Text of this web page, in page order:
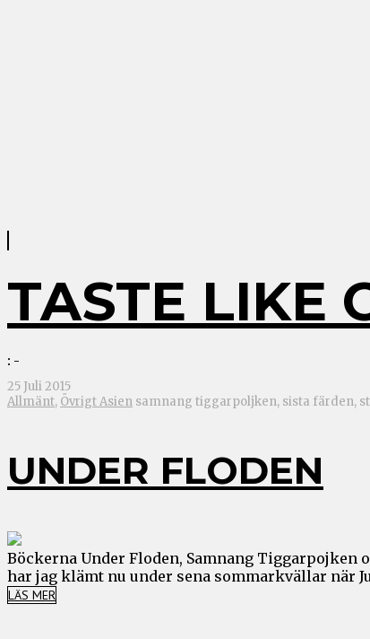
TASTE LIKE
: -
25 Juli 2015
Allmänt, Övrigt Asien samnang tiggarpoljken, sista färden,
UNDER FLODEN
Böckerna Under Floden, Samnang Tiggarpojken
har jag klämt nu under sena sommarkvällar när
LÄS MER